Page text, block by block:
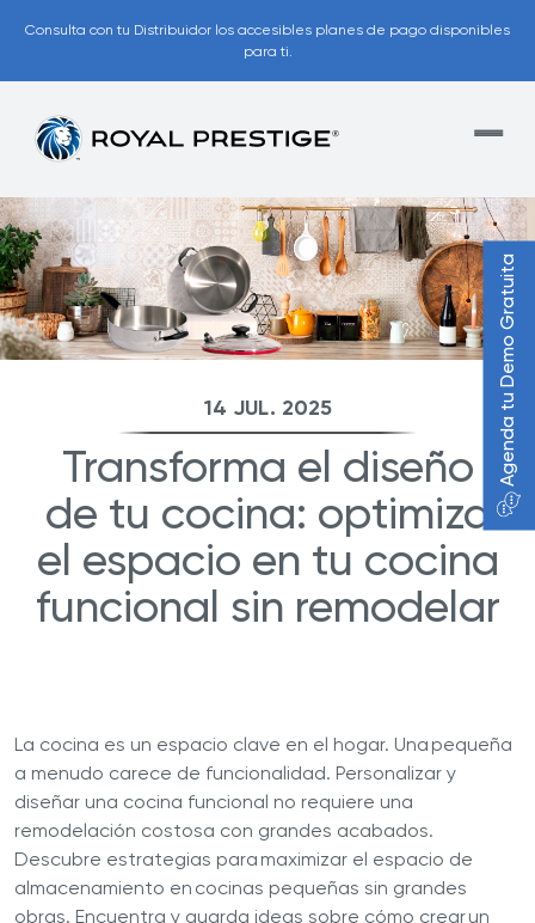
Consulta con tu Distribuidor los accesibles planes de pago disponibles
para ti.
14 JUL. 2025
Transforma el diseño
de tu cocina: optimiza
el espacio en tu cocina
funcional sin remodelar
La cocina es un espacio clave en el hogar. Una pequeña
a menudo carece de funcionalidad. Personalizar y
diseñar una cocina funcional no requiere una
remodelación costosa con grandes acabados.
Descubre estrategias para maximizar el espacio de
almacenamiento en cocinas pequeñas sin grandes
obras. Encuentra y guarda ideas sobre cómo crear un
Agenda tu Demo Gratuita